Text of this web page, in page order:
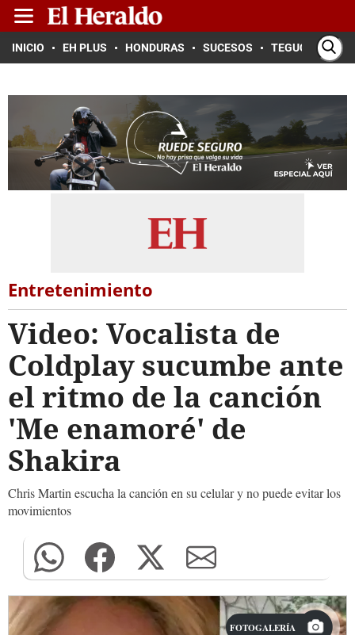
INICIO EH PLUS HONDURAS SUCESOS TEGUCIGALPA
Entretenimiento
Video: Vocalista de
Coldplay sucumbe ante
el ritmo de la canción
'Me enamoré' de
Shakira
Chris Martin escucha la canción en su celular y no puede evitar los
movimientos
FOTOGALERÍA